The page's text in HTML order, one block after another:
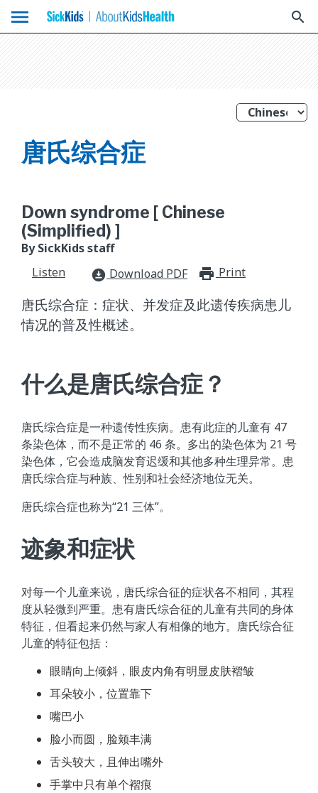
menu search
唐氏综合症
Down syndrome [ Chinese
(Simplified) ]
By SickKids staff
Listen
download_for_offline Download PDF Print
唐氏综合症：症状、并发症及此遗传疾病患儿
情况的普及性概述。
什么是唐氏综合症？
唐氏综合症是一种遗传性疾病。患有此症的儿童有 47
条染色体，而不是正常的 46 条。多出的染色体为 21 号
染色体，它会造成脑发育迟缓和其他多种生理异常。患
唐氏综合症与种族、性别和社会经济地位无关。
唐氏综合症也称为“21 三体”。
迹象和症状
对每一个儿童来说，唐氏综合征的症状各不相同，其程
度从轻微到严重。患有唐氏综合征的儿童有共同的身体
特征，但看起来仍然与家人有相像的地方。唐氏综合征
儿童的特征包括：
眼睛向上倾斜，眼皮内角有明显皮肤褶皱
耳朵较小，位置靠下
嘴巴小
脸小而圆，脸颊丰满
舌头较大，且伸出嘴外
手掌中只有单个褶痕